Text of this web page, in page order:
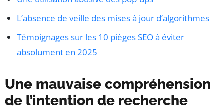
L’absence de veille des mises à jour d’algorithmes
Témoignages sur les 10 pièges SEO à éviter
absolument en 2025
Une mauvaise compréhension
de l’intention de recherche